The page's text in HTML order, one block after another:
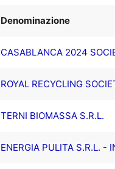
Denominazione
CASABLANCA 2024
ROYAL RECYCLING
TERNI BIOMASSA S.R.L.
ENERGIA PULITA S.R.L. -